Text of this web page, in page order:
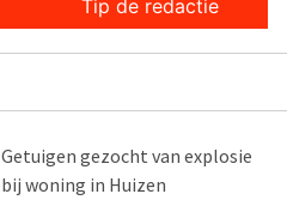
Tip de redactie
Getuigen gezocht van explosie
bij woning in Huizen